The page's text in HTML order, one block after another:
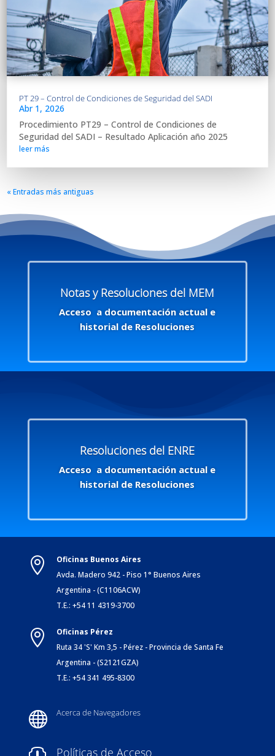
PT 29 – Control de Condiciones de Seguridad del SADI
Abr 1, 2026
Procedimiento PT29 – Control de Condiciones de
Seguridad del SADI – Resultado Aplicación año 2025
leer más
« Entradas más antiguas
Notas y Resoluciones del MEM
Acceso a documentación actual e
historial de Resoluciones
Resoluciones del ENRE
Acceso a documentación actual e
historial de Resoluciones

Oficinas Buenos Aires
Avda. Madero 942 - Piso 1° Buenos Aires
Argentina - (C1106ACW)
T.E.: +54 11 4319-3700

Oficinas Pérez
Ruta 34 'S' Km 3,5 - Pérez - Provincia de Santa Fe
Argentina - (S2121GZA)
T.E.: +54 341 495-8300
 Acerca de Navegadores
Políticas de Acceso